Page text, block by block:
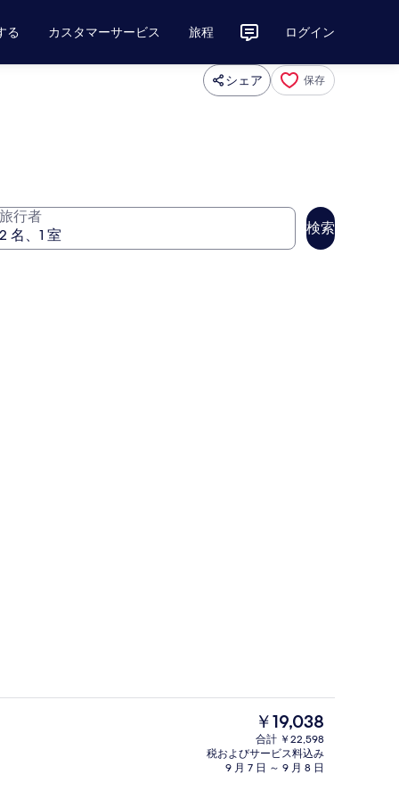
る カスタマーサービス 旅程 ログイン
シェア 保存
旅行者
検索
フロント
現
在
の
料
￥19,038
合計 ￥22,598
税およびサービス料込み
9 月 7 日 ～ 9 月 8 日